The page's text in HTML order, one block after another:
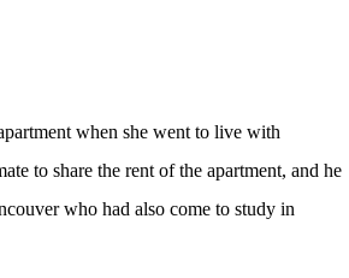
when she went to live with
to share the rent of the apartment, and he
who had also come to study in